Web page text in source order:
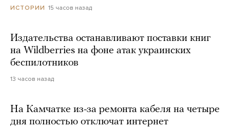
ИСТОРИИ 15 часов назад
Издательства останавливают поставки книг
на Wildberries на фоне атак украинских
беспилотников
13 часов назад
На Камчатке из-за ремонта кабеля на четыре
дня полностью отключат интернет